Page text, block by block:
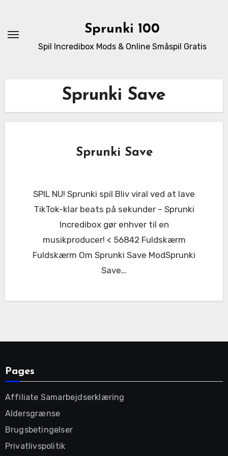
content
Sprunki 100
Spil Incredibox Mods & Online Småspil Gratis
Sprunki Save
Sprunki Save
SPIL NU! Sprunki spil Bliv viral ved at lave
TikTok-klar beats på sekunder – Sprunki
Incredibox gør enhver til en
musikproducer! < 56842 Fuldskærm
Fuldskærm Om Sprunki Save ModSprunki
Save…
Pages
Affiliate Samarbejdserklæring
Aldersgrænse
Brugsbetingelser
Privatlivspolitik